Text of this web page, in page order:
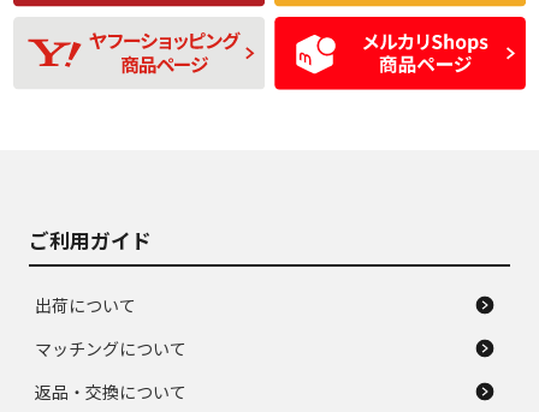
D
使用感や目立つ傷が
あり、一般的な中古
品
D
残り溝も少なく、偏
磨耗がみられ、短期
間使用できるくらい
の中古品
ご利用ガイド
出荷について
マッチングについて
返品・交換について